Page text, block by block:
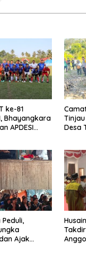
ke-81
Bhayangkara
APDESI
Desa
Ajak